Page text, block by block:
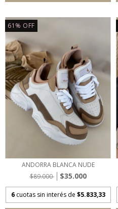
61 % OFF
ANDORRA BLANCA NUDE
$89.000
$35.000
6 cuotas sin interés de $5.833,33